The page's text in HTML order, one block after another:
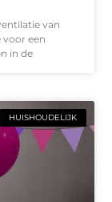
van
voor een
in de
HUISHOUDELIJK